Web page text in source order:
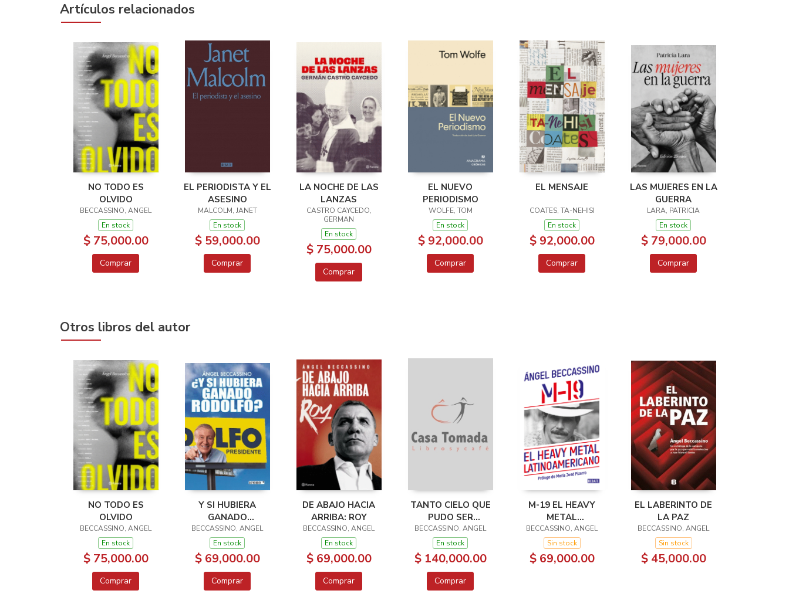
Artículos relacionados
NO TODO ES
OLVIDO
BECCASSINO, ANGEL
En stock
$ 75,000.00
Comprar
EL PERIODISTA Y EL
ASESINO
MALCOLM, JANET
En stock
$ 59,000.00
Comprar
LA NOCHE DE LAS
LANZAS
CASTRO CAYCEDO,
GERMAN
En stock
$ 75,000.00
Comprar
EL NUEVO
PERIODISMO
WOLFE, TOM
En stock
$ 92,000.00
Comprar
EL MENSAJE
COATES, TA-NEHISI
En stock
$ 92,000.00
Comprar
LAS MUJERES EN LA
GUERRA
LARA, PATRICIA
En stock
$ 79,000.00
Comprar
Otros libros del autor
NO TODO ES
OLVIDO
BECCASSINO, ANGEL
En stock
$ 75,000.00
Comprar
Y SI HUBIERA
GANADO
RODOLFO?
BECCASSINO, ANGEL
En stock
$ 69,000.00
Comprar
DE ABAJO HACIA
ARRIBA: ROY
BECCASSINO, ANGEL
En stock
$ 69,000.00
Comprar
TANTO CIELO QUE
PUDO SER
NOSOTROS
BECCASSINO, ANGEL
En stock
$ 140,000.00
Comprar
M-19 EL HEAVY
METAL
LATINOAMERICANO
BECCASSINO, ANGEL
Sin stock
$ 69,000.00
EL LABERINTO DE
LA PAZ
BECCASSINO, ANGEL
Sin stock
$ 45,000.00